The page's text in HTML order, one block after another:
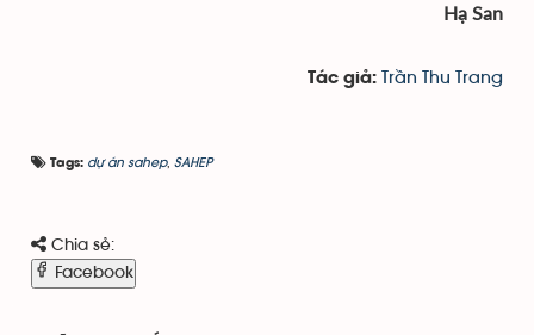
Hạ San
Tác giả: Trần Thu Trang
Tags: dự án sahep, SAHEP
Chia sẻ:
Facebook